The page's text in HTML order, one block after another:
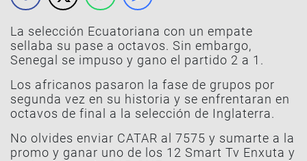
La selección Ecuatoriana con un empate
sellaba su pase a octavos. Sin embargo,
Senegal se impuso y gano el partido 2 a 1.
Los africanos pasaron la fase de grupos por
segunda vez en su historia y se enfrentaran en
octavos de final a la selección de Inglaterra.
No olvides enviar CATAR al 7575 y sumarte a la
promo y ganar uno de los 12 Smart Tv Enxuta y